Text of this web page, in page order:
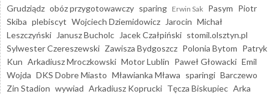
Grudziądz obóz przygotowawczy sparing Erwin Sak Pasym Piotr
Skiba plebiscyt Wojciech Dziemidowicz Jarocin Michał
Leszczyński
Janusz Bucholc Jacek Czałpiński stomil.olsztyn.pl
Sylwester Czereszewski Zawisza Bydgoszcz Polonia Bytom Patryk
Kun Arkadiusz Mroczkowski Motor Lublin Paweł Głowacki Emil
Wojda DKS Dobre Miasto Mławianka Mława sparingi Barczewo
Zin Stadion wywiad Arkadiusz Koprucki Tęcza Biskupiec Arka